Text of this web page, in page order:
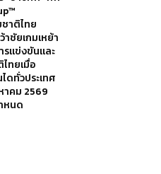
าติไทย
ชัยเกมเหย้า
แข่งขันและ
ทยเมื่อ
ดทั่วประเทศ
าคม 2569
หนด